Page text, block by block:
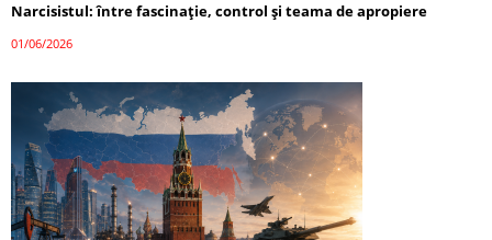
Narcisistul: între fascinație, control și teama de apropiere
01/06/2026